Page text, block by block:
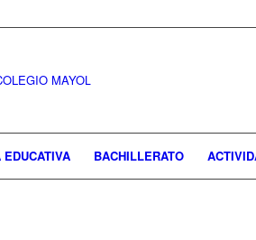
EDUCATIVA BACHILLERATO